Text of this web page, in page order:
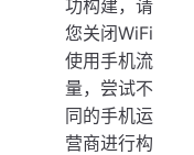
功构建，请
您关闭WiFi
使用手机流
量，尝试不
同的手机运
营商进行构